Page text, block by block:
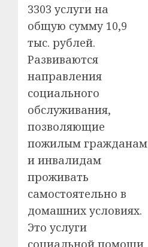
3303 услуги на
общую сумму 10,9
тыс. рублей.
Развиваются
направления
социального
обслуживания,
позволяющие
пожилым гражданам
и инвалидам
проживать
самостоятельно в
домашних условиях.
Это услуги
социальной помощи